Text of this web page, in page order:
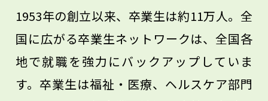
1953年の創立以来、卒業生は約11万人。全
国に広がる卒業生ネットワークは、全国各
地で就職を強力にバックアップしていま
す。卒業生は福祉・医療、ヘルスケア部門